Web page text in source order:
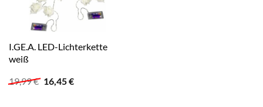
I.GE.A. LED-Lichterkette
weiß
19,99€ Ursprünglicher
Preis
16,45€Aktueller